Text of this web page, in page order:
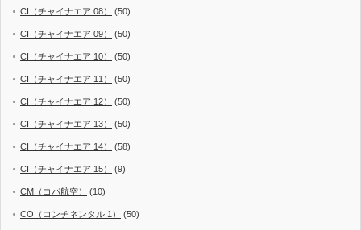
CI（チャイナエア 08） (50)
CI（チャイナエア 09） (50)
CI（チャイナエア 10） (50)
CI（チャイナエア 11） (50)
CI（チャイナエア 12） (50)
CI（チャイナエア 13） (50)
CI（チャイナエア 14） (58)
CI（チャイナエア 15） (9)
CM（コパ航空） (10)
CO（コンチネンタル 1） (50)